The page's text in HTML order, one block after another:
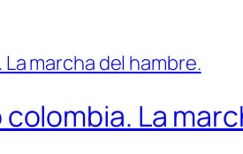
La